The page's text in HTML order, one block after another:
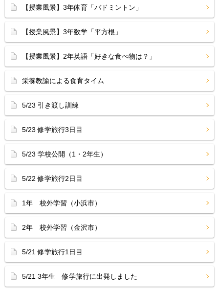
【授業風景】3年体育「バドミントン」
【授業風景】3年数学「平方根」
【授業風景】2年英語「好きな食べ物は？」
栄養教諭による食育タイム
5/23 引き渡し訓練
5/23 修学旅行3日目
5/23 学校公開（1・2年生）
5/22 修学旅行2日目
1年 校外学習（小浜市）
2年 校外学習（金沢市）
5/21 修学旅行1日目
5/21 3年生 修学旅行に出発しました